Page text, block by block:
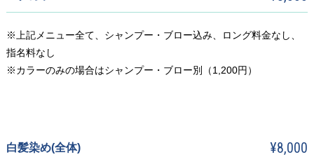
※上記メニュー全て、シャンプー・ブロー込み、ロング料金なし、
指名料なし
※カラーのみの場合はシャンプー・ブロー別（1,200円）
白髪染め(全体) ¥8,000